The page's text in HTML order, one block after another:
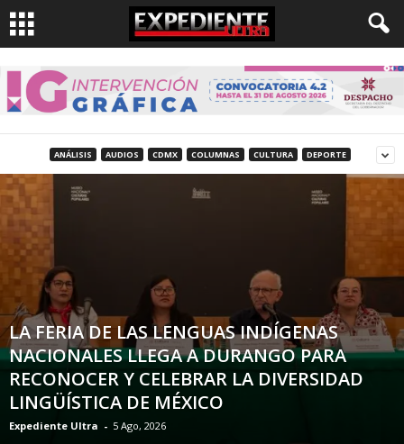
ANÁLISIS AUDIOS CDMX COLUMNAS CULTURA DEPORTE
LA FERIA DE LAS LENGUAS INDÍGENAS
NACIONALES LLEGA A DURANGO PARA
RECONOCER Y CELEBRAR LA DIVERSIDAD
LINGÜÍSTICA DE MÉXICO
Expediente Ultra - 5 Ago, 2026